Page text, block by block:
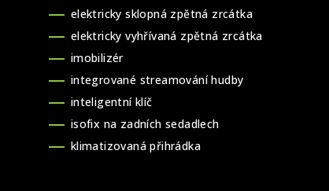
elektricky sklopná zpětná zrcátka
elektricky vyhřívaná zpětná zrcátka
imobilizér
integrované streamování hudby
inteligentní klíč
isofix na zadních sedadlech
klimatizovaná přihrádka